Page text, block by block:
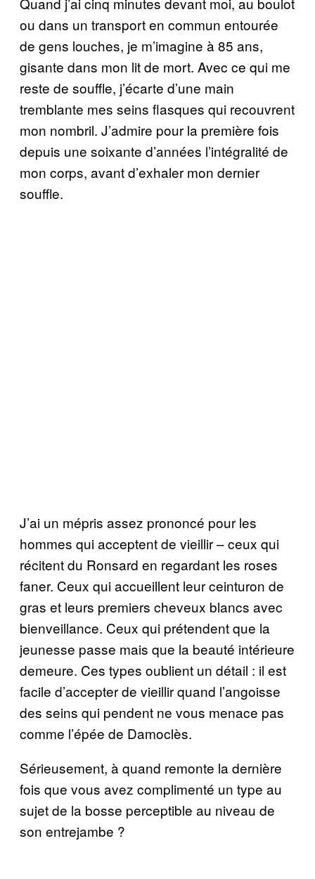
ou dans un transport en commun entourée
de gens louches, je m’imagine à 85 ans,
gisante dans mon lit de mort. Avec ce qui me
reste de souffle, j’écarte d’une main
tremblante mes seins flasques qui recouvrent
mon nombril. J’admire pour la première fois
depuis une soixante d’années l’intégralité de
mon corps, avant d’exhaler mon dernier
souffle.
J’ai un mépris assez prononcé pour les
hommes qui acceptent de vieillir – ceux qui
récitent du Ronsard en regardant les roses
faner. Ceux qui accueillent leur ceinturon de
gras et leurs premiers cheveux blancs avec
bienveillance. Ceux qui prétendent que la
jeunesse passe mais que la beauté intérieure
demeure. Ces types oublient un détail : il est
facile d’accepter de vieillir quand l’angoisse
des seins qui pendent ne vous menace pas
comme l’épée de Damoclès.
Sérieusement, à quand remonte la dernière
fois que vous avez complimenté un type au
sujet de la bosse perceptible au niveau de
son entrejambe ?